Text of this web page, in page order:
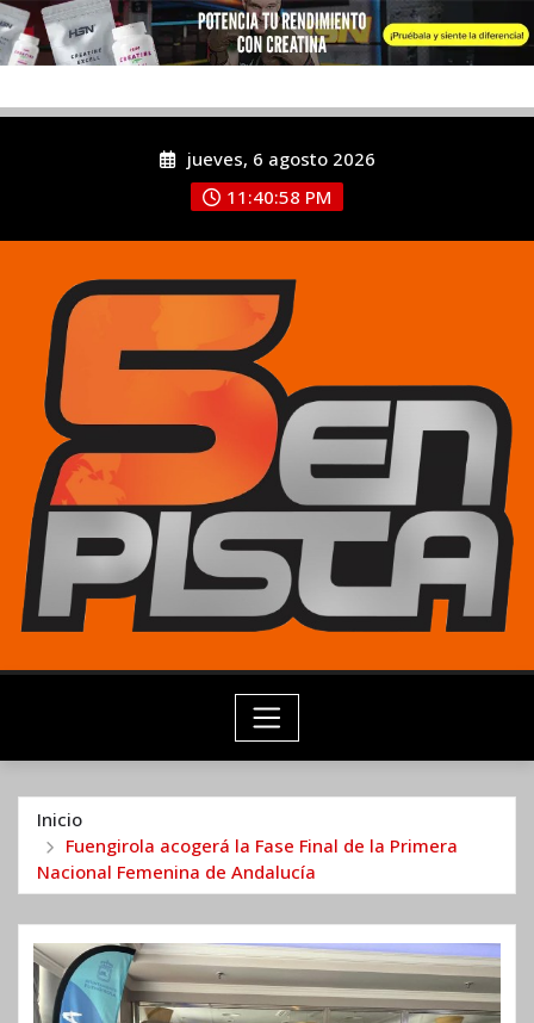
jueves, 6 agosto 2026
11:40:58 PM
Inicio
Fuengirola acogerá la Fase Final de la Primera
Nacional Femenina de Andalucía